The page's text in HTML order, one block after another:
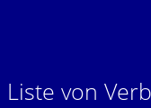
Liste von